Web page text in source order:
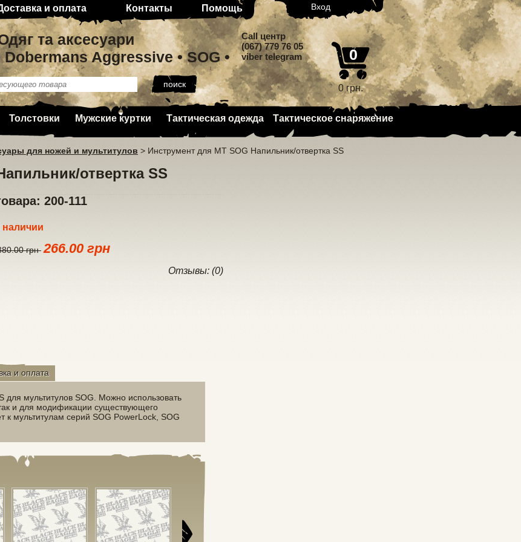
и оплата Контакты Помощь Вход
та аксесуари
Aggressive • SOG •
0
0 грн.
Call центр
(067) 779 76 05
viber telegram
Толстовки Мужские куртки Тактическая одежда Тактическое снаряжение
для ножей и мультитулов > Инструмент для МТ SOG Напильник/отвертка SS
отвертка SS
200-111
наличии
грн 266.00 грн
Отзывы: (0)
и оплата
мультитулов SOG. Можно использовать
и для модификации существующего
к мультитулам серий SOG PowerLock, SOG